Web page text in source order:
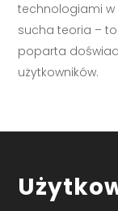
technologiami w
sucha teoria –
poparta
użytkowników.